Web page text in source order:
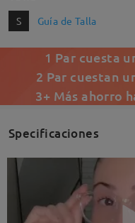
S Guía de Talla
1 Par cuesta
2 Par cuestan
3+ Más ahorro
Specificaciones